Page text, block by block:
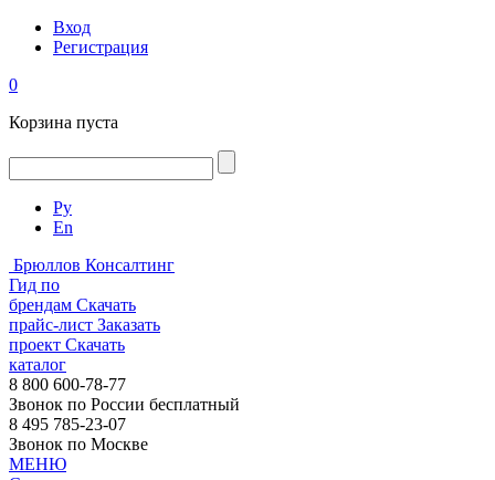
Вход
Регистрация
0
Корзина пуста
Ру
En
Брюллов Консалтинг
Гид по
брендам Скачать
прайс-лист Заказать
проект Скачать
каталог
8 800 600-78-77
Звонок по России бесплатный
8 495 785-23-07
Звонок по Москве
МЕНЮ